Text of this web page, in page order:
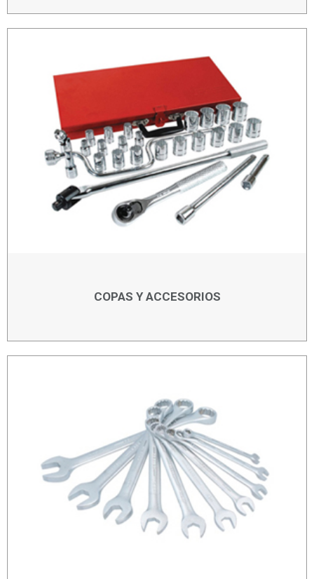
COPAS Y ACCESORIOS